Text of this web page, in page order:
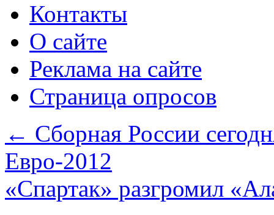
Контакты
О сайте
Реклама на сайте
Страница опросов
← Сборная России
Евро-2012
«Спартак» разгромил